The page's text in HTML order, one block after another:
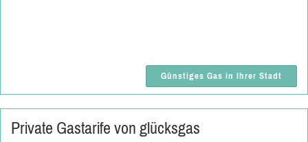
Günstiges Gas in Ihrer Stadt
Private Gastarife von glücksgas